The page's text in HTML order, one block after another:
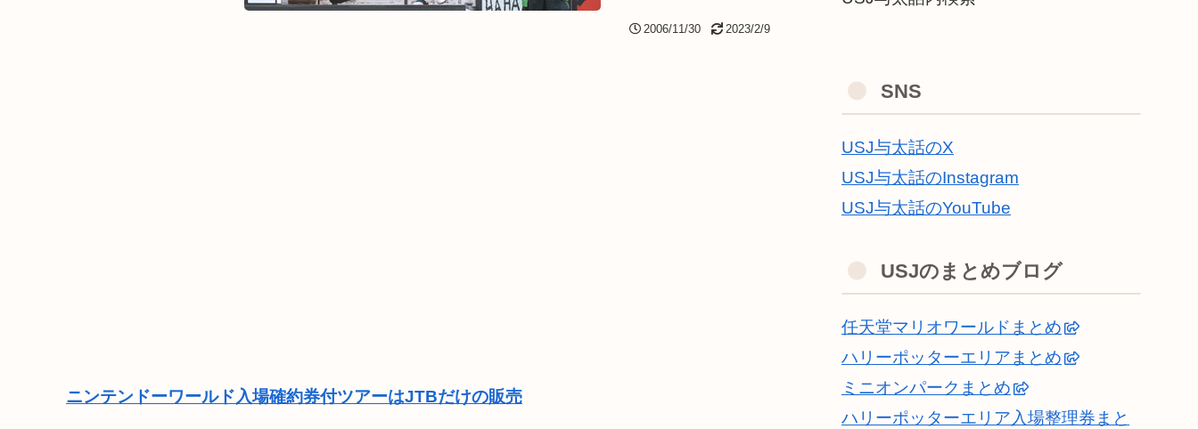
2006/11/30 2023/2/9
ニンテンドーワールド入場確約券付ツアーはJTBだけの販売
SNS
USJ与太話のX
USJ与太話のInstagram
USJ与太話のYouTube
USJのまとめブログ
任天堂マリオワールドまとめ
ハリーポッターエリアまとめ
ミニオンパークまとめ
ハリーポッターエリア入場整理券まと